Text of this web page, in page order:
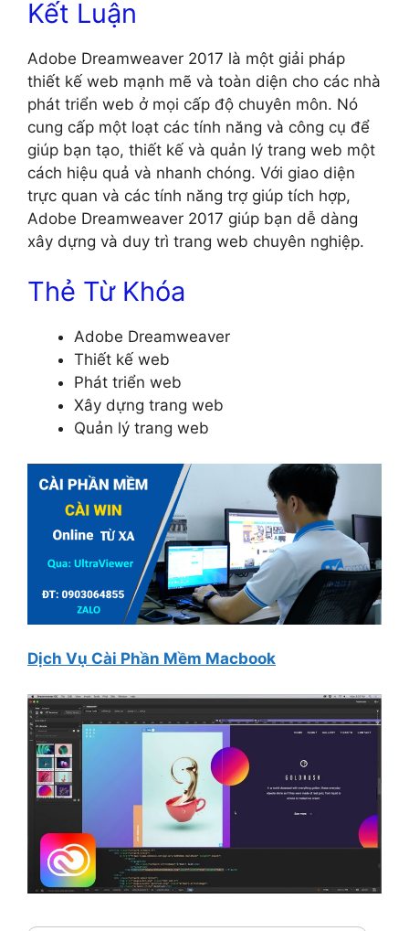
Kết Luận
Adobe Dreamweaver 2017 là một giải pháp
thiết kế web mạnh mẽ và toàn diện cho các nhà
phát triển web ở mọi cấp độ chuyên môn. Nó
cung cấp một loạt các tính năng và công cụ để
giúp bạn tạo, thiết kế và quản lý trang web một
cách hiệu quả và nhanh chóng. Với giao diện
trực quan và các tính năng trợ giúp tích hợp,
Adobe Dreamweaver 2017 giúp bạn dễ dàng
xây dựng và duy trì trang web chuyên nghiệp.
Thẻ Từ Khóa
Adobe Dreamweaver
Thiết kế web
Phát triển web
Xây dựng trang web
Quản lý trang web
Dịch Vụ Cài Phần Mềm Macbook